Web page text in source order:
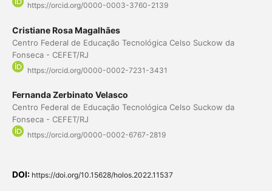
https://orcid.org/0000-0003-3760-2139
Cristiane Rosa Magalhães
Centro Federal de Educação Tecnológica Celso Suckow da
Fonseca - CEFET/RJ
https://orcid.org/0000-0002-7231-3431
Fernanda Zerbinato Velasco
Centro Federal de Educação Tecnológica Celso Suckow da
Fonseca - CEFET/RJ
https://orcid.org/0000-0002-6767-2819
DOI: https://doi.org/10.15628/holos.2022.11537